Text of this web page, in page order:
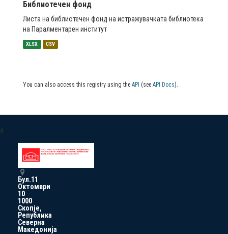
Библиотечен фонд
Листа на библиотечен фонд на истражувачката библиотека
на Паралментарен институт
XLSX CSV
You can also access this registry using the API (see API Docs).
a
Бул.11
Октомври
10
1000
Скопје,
Република
Северна
Македонија